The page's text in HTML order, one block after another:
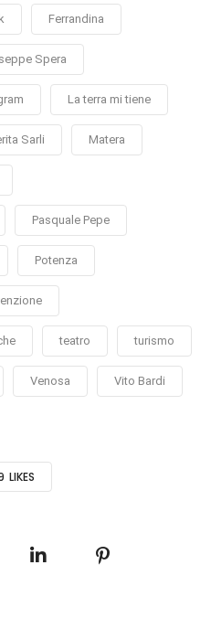
Ferrandina
Spera
La terra mi tiene
Sarli Matera
Pasquale Pepe
Potenza
teatro turismo
Venosa Vito Bardi
LIKES